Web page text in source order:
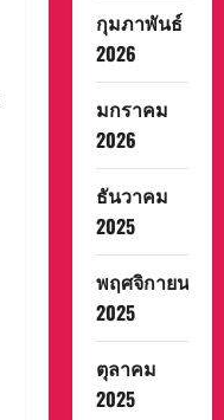
กุมภาพันธ์
2026
มกราคม
2026
ธันวาคม
2025
พฤศจิกายน
2025
ตุลาคม
2025